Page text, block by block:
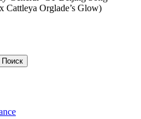
Cattleya Orglade’s Glow)
Поиск